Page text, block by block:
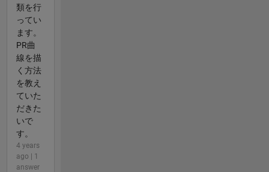
類を行
ってい
ます。
PR曲
線を描
く方法
を教え
ていた
だきた
いで
す。
4 years
ago | 1
answer